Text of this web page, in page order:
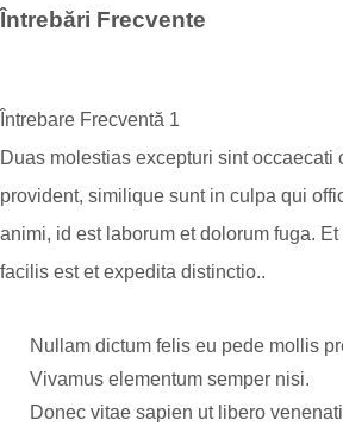
Întrebări Frecvente
Întrebare Frecventă 1
Duas molestias excepturi sint occaecati
provident, similique sunt in culpa qui
animi, id est laborum et dolorum fuga.
facilis est et expedita distinctio..
Nullam dictum felis eu pede mollis
Vivamus elementum semper nisi.
Donec vitae sapien ut libero